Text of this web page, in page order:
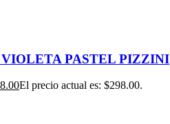
PASTEL PIZZINI
El precio actual es: $298.00.